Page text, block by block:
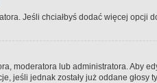
Jeśli chciałbyś dodać więcej opcji
moderatora lub administratora. Aby
jeśli jednak zostały już oddane